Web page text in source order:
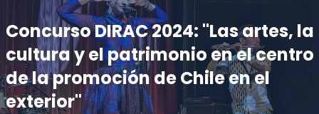
Concurso DIRAC 2024: "Las artes, la
cultura y el patrimonio en el centro
de la promoción de Chile en el
exterior"